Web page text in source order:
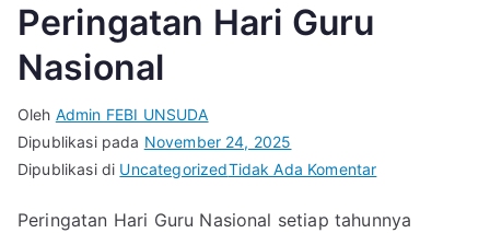
Peringatan Hari Guru
Nasional
Oleh Admin FEBI UNSUDA
Dipublikasi pada November 24, 2025
Dipublikasi di UncategorizedTidak Ada Komentarpada
Keilmuan
Peringatan Hari Guru Nasional setiap tahunnya